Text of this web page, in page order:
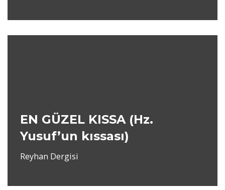
EN GÜZEL KISSA (Hz.
Yusuf’un kıssası)
Reyhan Dergisi